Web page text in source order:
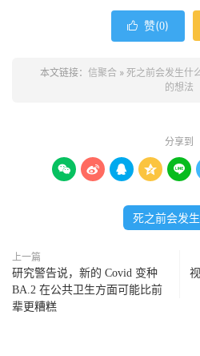
 赞(0)
本文链接： 信聚合 » 死之前会发生什
的想法
分享到
    
死之前会发
上一篇
研究警告说，新的 Covid 变种
BA.2 在公共卫生方面可能比前
辈更糟糕